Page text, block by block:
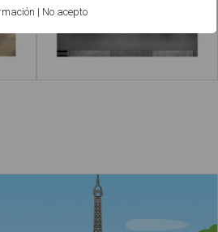
acerca de
Leer más
| No acepto